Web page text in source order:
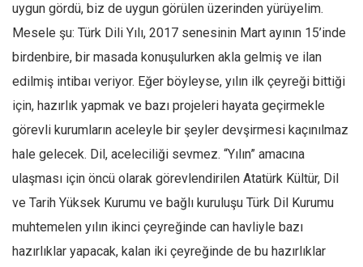
Kültür Sanat
Kitap
7 soruda bu hafta
Ekonomi
Spor
Manzara
Sağlık
Gıda-Beslenme
Hayat
uygun gördü, biz de uygun görülen üzerinden yürüyelim.
Mesele şu: Türk Dili Yılı, 2017 senesinin Mart ayının 15’inde
birdenbire, bir masada konuşulurken akla gelmiş ve ilan
edilmiş intibaı veriyor. Eğer böyleyse, yılın ilk çeyreği bittiği
için, hazırlık yapmak ve bazı projeleri hayata geçirmekle
görevli kurumların aceleyle bir şeyler devşirmesi kaçınılmaz
hale gelecek. Dil, aceleciliği sevmez. “Yılın” amacına
ulaşması için öncü olarak görevlendirilen Atatürk Kültür, Dil
ve Tarih Yüksek Kurumu ve bağlı kuruluşu Türk Dil Kurumu
muhtemelen yılın ikinci çeyreğinde can havliyle bazı
hazırlıklar yapacak, kalan iki çeyreğinde de bu hazırlıklar